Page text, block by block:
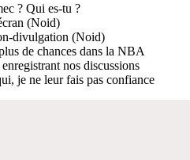
? Qui es-tu ?
(Noid)
divulgation (Noid)
de chances dans la NBA
nos discussions
je ne leur fais pas confiance